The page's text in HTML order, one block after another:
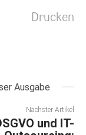
Drucken
Ausgabe
Nächster Artikel
und IT-